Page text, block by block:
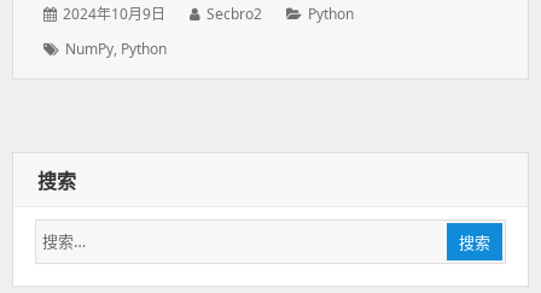
发
于：
2024年10月9日
作
Secbro2
分
Python
标
NumPy, Python
搜索
搜
索：
搜索